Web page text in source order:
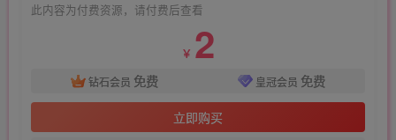
此内容为付费资源，请付费后查看
￥ 2
钻石会员 免费 皇冠会员 免费
立即购买